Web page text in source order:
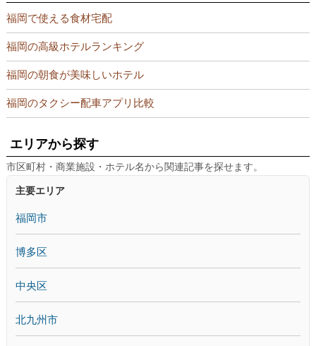
福岡で使える食材宅配
福岡の高級ホテルランキング
福岡の朝食が美味しいホテル
福岡のタクシー配車アプリ比較
エリアから探す
市区町村・商業施設・ホテル名から関連記事を探せます。
主要エリア
福岡市
博多区
中央区
北九州市